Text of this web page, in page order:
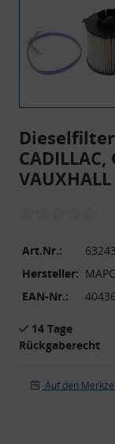
Dieselfilter
CADILLAC,
VAUXHALL
Art.Nr.:
63243
Hersteller:
EAN-Nr.:
14 Tage
Rückgaberecht
Auf den